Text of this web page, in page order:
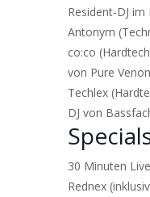
Resident-DJ
Antonym
co:co
von Pure
Techlex
DJ von
30 Minuten
Rednex